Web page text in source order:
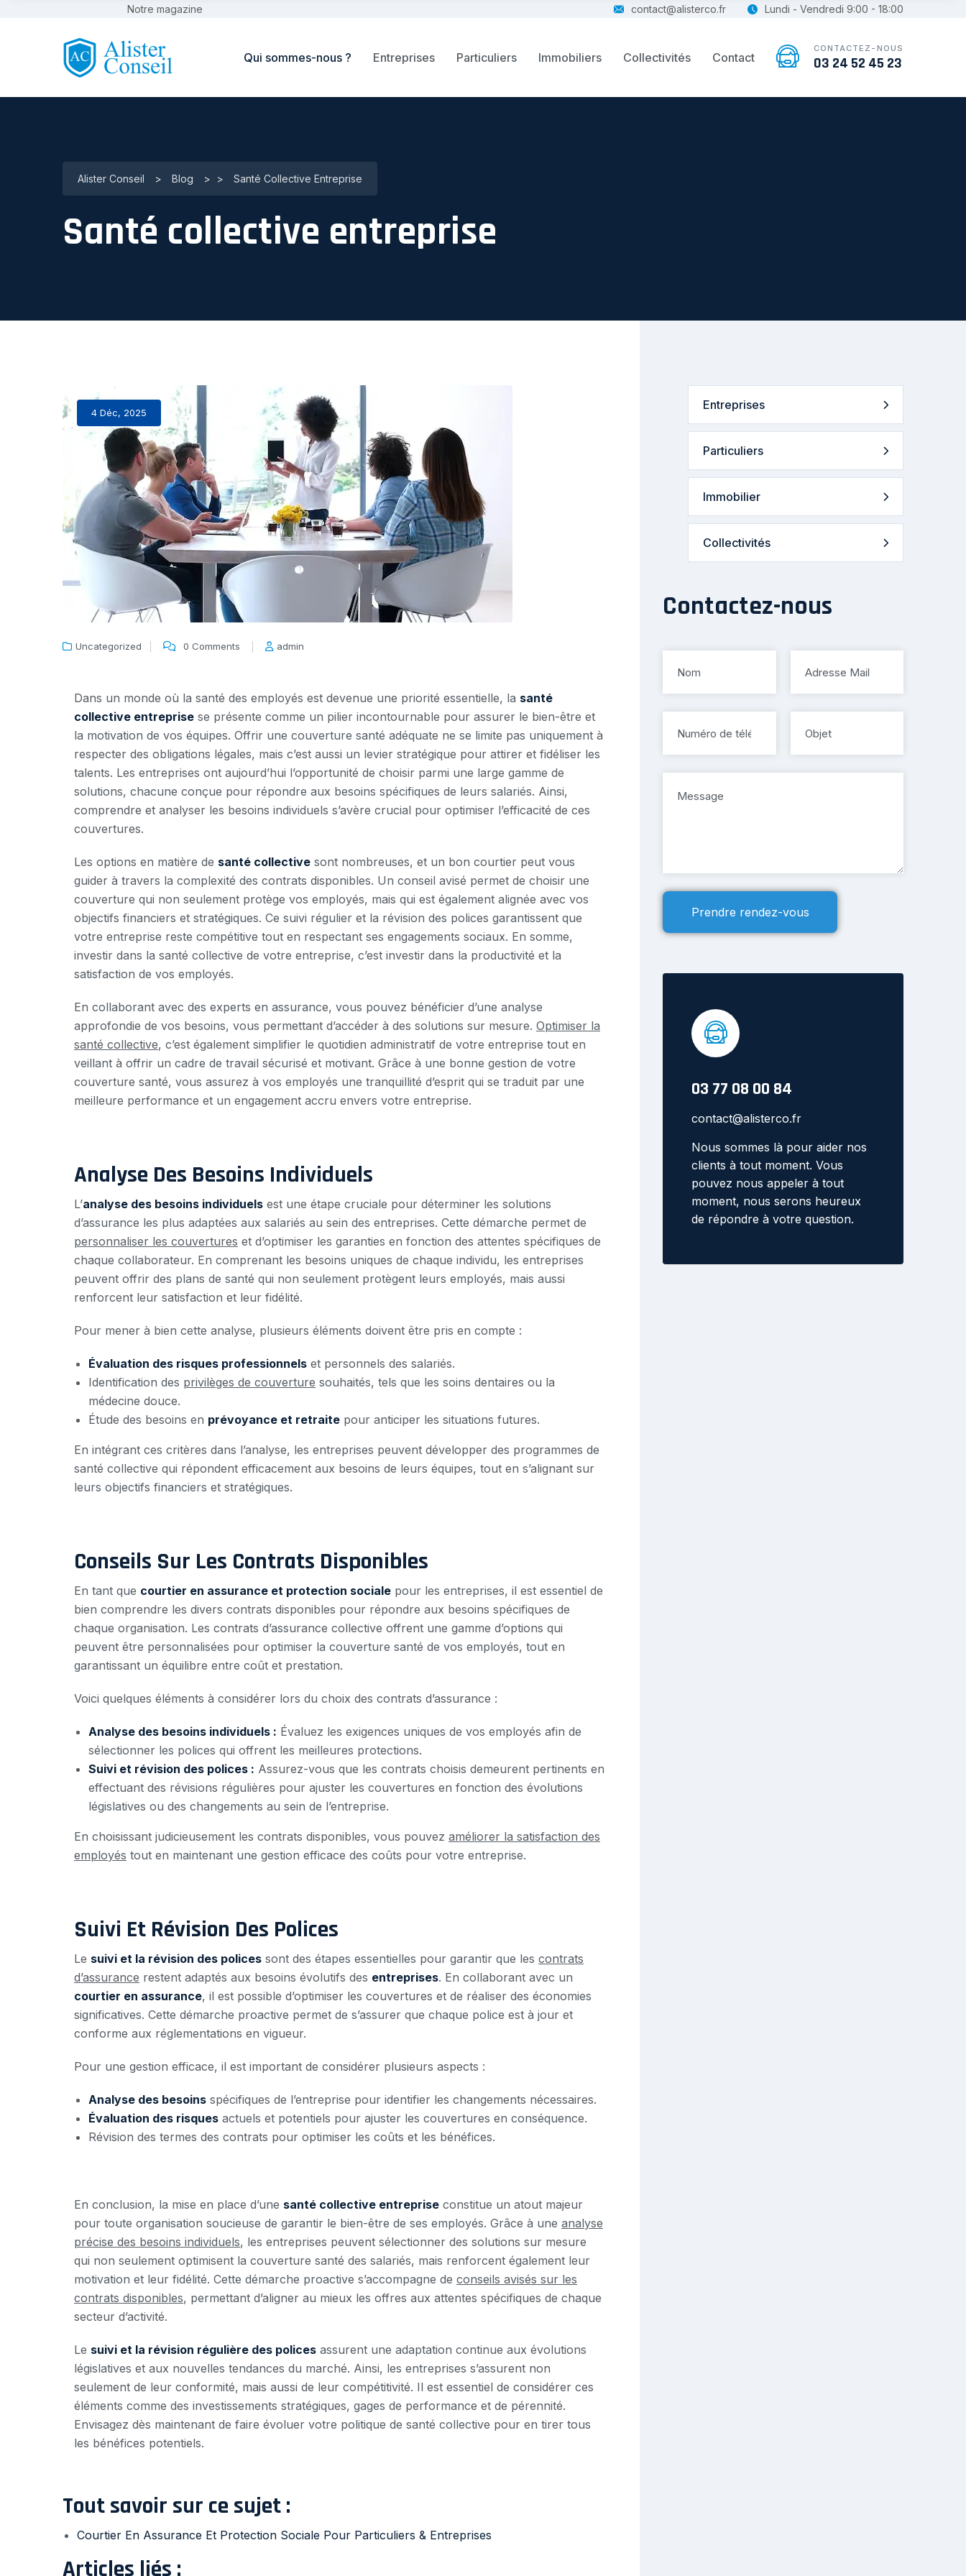
Notre magazine contact@alisterco.fr Lundi - Vendredi 9:00 - 18:00
Qui sommes-nous ? Entreprises Particuliers Immobiliers Collectivités Contact
CONTACTEZ-NOUS
03 24 52 45 23
Alister Conseil > Blog > > Santé Collective Entreprise
Santé collective entreprise
4 Déc, 2025
Uncategorized 0 Comments admin
Dans un monde où la santé des employés est devenue une priorité essentielle, la santé
collective entreprise se présente comme un pilier incontournable pour assurer le bien-être et
la motivation de vos équipes. Offrir une couverture santé adéquate ne se limite pas uniquement à
respecter des obligations légales, mais c’est aussi un levier stratégique pour attirer et fidéliser les
talents. Les entreprises ont aujourd’hui l’opportunité de choisir parmi une large gamme de
solutions, chacune conçue pour répondre aux besoins spécifiques de leurs salariés. Ainsi,
comprendre et analyser les besoins individuels s’avère crucial pour optimiser l’efficacité de ces
couvertures.
Les options en matière de santé collective sont nombreuses, et un bon courtier peut vous
guider à travers la complexité des contrats disponibles. Un conseil avisé permet de choisir une
couverture qui non seulement protège vos employés, mais qui est également alignée avec vos
objectifs financiers et stratégiques. Ce suivi régulier et la révision des polices garantissent que
votre entreprise reste compétitive tout en respectant ses engagements sociaux. En somme,
investir dans la santé collective de votre entreprise, c’est investir dans la productivité et la
satisfaction de vos employés.
En collaborant avec des experts en assurance, vous pouvez bénéficier d’une analyse
approfondie de vos besoins, vous permettant d’accéder à des solutions sur mesure. Optimiser la
santé collective, c’est également simplifier le quotidien administratif de votre entreprise tout en
veillant à offrir un cadre de travail sécurisé et motivant. Grâce à une bonne gestion de votre
couverture santé, vous assurez à vos employés une tranquillité d’esprit qui se traduit par une
meilleure performance et un engagement accru envers votre entreprise.
Analyse Des Besoins Individuels
L’analyse des besoins individuels est une étape cruciale pour déterminer les solutions
d’assurance les plus adaptées aux salariés au sein des entreprises. Cette démarche permet de
personnaliser les couvertures et d’optimiser les garanties en fonction des attentes spécifiques de
chaque collaborateur. En comprenant les besoins uniques de chaque individu, les entreprises
peuvent offrir des plans de santé qui non seulement protègent leurs employés, mais aussi
renforcent leur satisfaction et leur fidélité.
Pour mener à bien cette analyse, plusieurs éléments doivent être pris en compte :
Évaluation des risques professionnels et personnels des salariés.
Identification des privilèges de couverture souhaités, tels que les soins dentaires ou la
médecine douce.
Étude des besoins en prévoyance et retraite pour anticiper les situations futures.
En intégrant ces critères dans l’analyse, les entreprises peuvent développer des programmes de
santé collective qui répondent efficacement aux besoins de leurs équipes, tout en s’alignant sur
leurs objectifs financiers et stratégiques.
Conseils Sur Les Contrats Disponibles
En tant que courtier en assurance et protection sociale pour les entreprises, il est essentiel de
bien comprendre les divers contrats disponibles pour répondre aux besoins spécifiques de
chaque organisation. Les contrats d’assurance collective offrent une gamme d’options qui
peuvent être personnalisées pour optimiser la couverture santé de vos employés, tout en
garantissant un équilibre entre coût et prestation.
Voici quelques éléments à considérer lors du choix des contrats d’assurance :
Analyse des besoins individuels : Évaluez les exigences uniques de vos employés afin de
sélectionner les polices qui offrent les meilleures protections.
Suivi et révision des polices : Assurez-vous que les contrats choisis demeurent pertinents en
effectuant des révisions régulières pour ajuster les couvertures en fonction des évolutions
législatives ou des changements au sein de l’entreprise.
En choisissant judicieusement les contrats disponibles, vous pouvez améliorer la satisfaction des
employés tout en maintenant une gestion efficace des coûts pour votre entreprise.
Suivi Et Révision Des Polices
Le suivi et la révision des polices sont des étapes essentielles pour garantir que les contrats
d’assurance restent adaptés aux besoins évolutifs des entreprises. En collaborant avec un
courtier en assurance, il est possible d’optimiser les couvertures et de réaliser des économies
significatives. Cette démarche proactive permet de s’assurer que chaque police est à jour et
conforme aux réglementations en vigueur.
Pour une gestion efficace, il est important de considérer plusieurs aspects :
Analyse des besoins spécifiques de l’entreprise pour identifier les changements nécessaires.
Évaluation des risques actuels et potentiels pour ajuster les couvertures en conséquence.
Révision des termes des contrats pour optimiser les coûts et les bénéfices.
En conclusion, la mise en place d’une santé collective entreprise constitue un atout majeur
pour toute organisation soucieuse de garantir le bien-être de ses employés. Grâce à une analyse
précise des besoins individuels, les entreprises peuvent sélectionner des solutions sur mesure
qui non seulement optimisent la couverture santé des salariés, mais renforcent également leur
motivation et leur fidélité. Cette démarche proactive s’accompagne de conseils avisés sur les
contrats disponibles, permettant d’aligner au mieux les offres aux attentes spécifiques de chaque
secteur d’activité.
Le suivi et la révision régulière des polices assurent une adaptation continue aux évolutions
législatives et aux nouvelles tendances du marché. Ainsi, les entreprises s’assurent non
seulement de leur conformité, mais aussi de leur compétitivité. Il est essentiel de considérer ces
éléments comme des investissements stratégiques, gages de performance et de pérennité.
Envisagez dès maintenant de faire évoluer votre politique de santé collective pour en tirer tous
les bénéfices potentiels.
Tout savoir sur ce sujet :
Courtier En Assurance Et Protection Sociale Pour Particuliers & Entreprises
Articles liés :
Entreprises
Particuliers
Immobilier
Collectivités
Contactez-nous
Prendre rendez-vous
03 77 08 00 84
contact@alisterco.fr
Nous sommes là pour aider nos
clients à tout moment. Vous
pouvez nous appeler à tout
moment, nous serons heureux
de répondre à votre question.